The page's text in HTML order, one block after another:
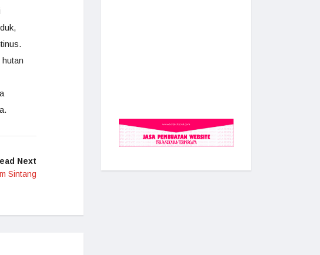
Next
Sintang